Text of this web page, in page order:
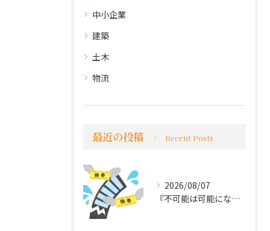
中小企業
建築
土木
物流
最近の投稿 Recent Posts
2026/08/07
『不可能は可能になる』